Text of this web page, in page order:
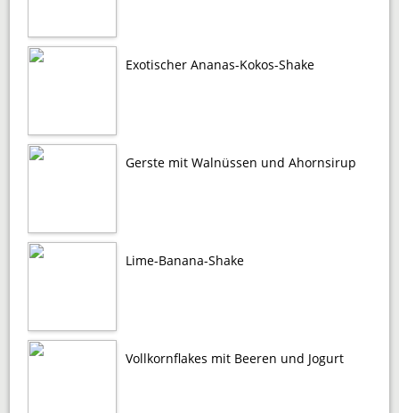
Exotischer Ananas-Kokos-Shake
Gerste mit Walnüssen und Ahornsirup
Lime-Banana-Shake
Vollkornflakes mit Beeren und Jogurt